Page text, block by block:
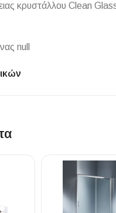
κρυστάλλου Clean
null